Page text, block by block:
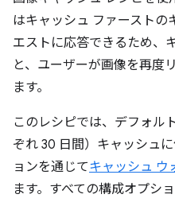
はキャッシュ ファーストの
エストに応答できるため、
と、ユーザーが画像を再度
ます。
このレシピでは、デフォル
ぞれ 30 日間）キャッシュに
ョンを通じてキャッシュ ウ
ます。すべての構成オプシ